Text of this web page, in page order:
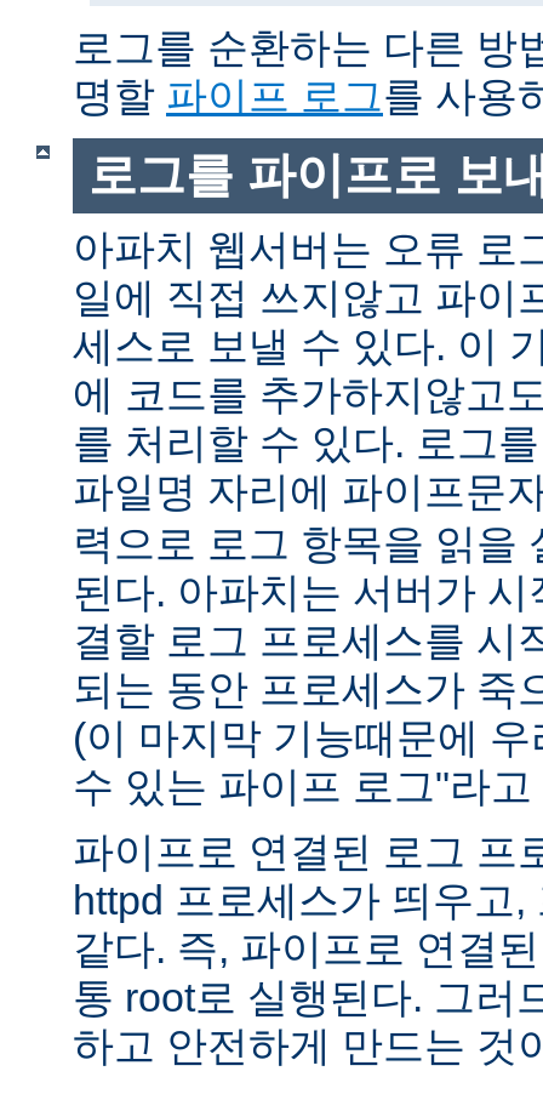
로그를 순환하는 다른 방
명할 파이프 로그를 사용
로그를 파이프로 보
아파치 웹서버는 오류 로
일에 직접 쓰지않고 파이
세스로 보낼 수 있다. 이
에 코드를 추가하지않고
를 처리할 수 있다. 로그
파일명 자리에 파이프문
력으로 로그 항목을 읽을
된다. 아파치는 서버가
결할 로그 프로세스를 시
되는 동안 프로세스가 죽
(이 마지막 기능때문에
수 있는 파이프 로그"라
파이프로 연결된 로그 프
httpd 프로세스가 띄우고
같다. 즉, 파이프로 연결
통 root로 실행된다. 그러
하고 안전하게 만드는 것